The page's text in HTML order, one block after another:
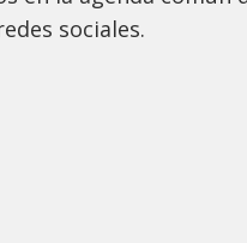
sociales.